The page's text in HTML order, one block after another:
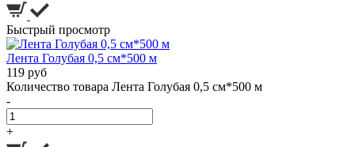
Быстрый просмотр
Лента Голубая 0,5 см*500 м
119 руб
Количество товара Лента Голубая 0,5 см*500 м
-
+